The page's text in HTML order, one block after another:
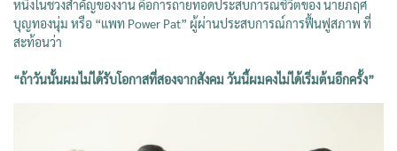
หนึ่งในช่วงสำคัญของงาน คือการถ่ายทอดประสบการณ์ชีวิตของ นายภฤศ
บุญทองนุ่ม หรือ “แพท Power Pat” ผู้ผ่านประสบการณ์การฟื้นฟูสภาพ ที่
สะท้อนว่า
“ถ้าวันนั้นผมไม่ได้รับโอกาสที่สองจากสังคม วันนี้ผมคงไม่ได้เริ่มต้นอีกครั้ง”